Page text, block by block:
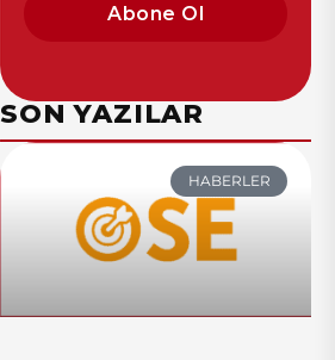
Abone Ol
SON YAZILAR
HABERLER